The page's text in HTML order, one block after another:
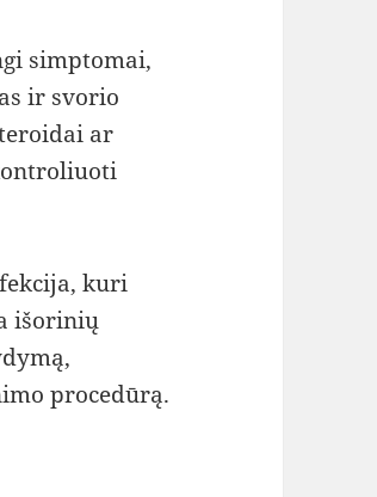
simptomai,
ir svorio
ar
kuri
išorinių
procedūrą.